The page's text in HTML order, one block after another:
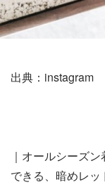
出典：instagram
｜オールシーズ
できる、暗めレッ